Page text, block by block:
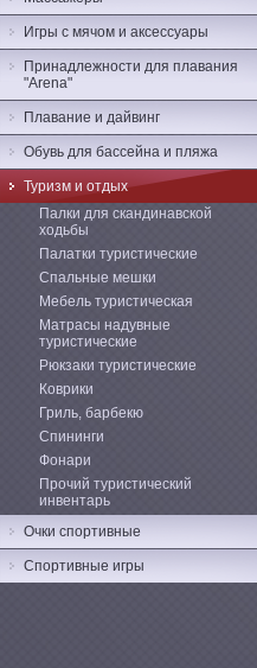
Игры с мячом и аксессуары
Принадлежности для плавания
"Arena"
Плавание и дайвинг
Обувь для бассейна и пляжа
Туризм и отдых
Палки для скандинавской
ходьбы
Палатки туристические
Спальные мешки
Мебель туристическая
Матрасы надувные
туристические
Рюкзаки туристические
Коврики
Гриль, барбекю
Спининги
Фонари
Прочий туристический
инвентарь
Очки спортивные
Спортивные игры